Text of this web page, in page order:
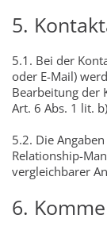
5.
5.1. Bei der
oder E-Mail)
Bearbeitung der
Art. 6 Abs. 1 lit.
5.2. Die
Relationship-
vergleichbarer
6.